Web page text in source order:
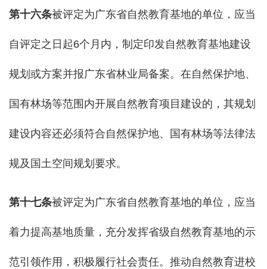
第十六条被评定为广东省自然教育基地的单位，应当
自评定之日起6个月内，制定印发自然教育基地建设
规划或方案并报广东省林业局备案。在自然保护地、
国有林场等范围内开展自然教育项目建设的，其规划
建设内容还必须符合自然保护地、国有林场等法律法
规及国土空间规划要求。
第十七条被评定为广东省自然教育基地的单位，应当
着力提高基地质量，充分发挥省级自然教育基地的示
范引领作用，积极履行社会责任。推动自然教育进校